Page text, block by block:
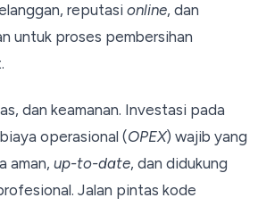
reputasi online, dan
untuk proses pembersihan
dan keamanan. Investasi pada
operasional (OPEX) wajib yang
aman, up-to-date, dan didukung
Jalan pintas kode